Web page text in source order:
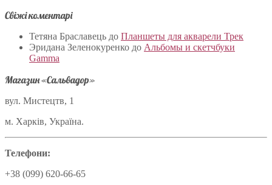
Свіжі коментарі
Тетяна Браславець до Планшеты для акварели Трек
Эридана Зеленокуренко до Альбомы и скетчбуки
Gamma
Магазин «Сальвадор»
вул. Мистецтв, 1
м. Харків, Україна.
Телефони:
+38 (099) 620-66-65